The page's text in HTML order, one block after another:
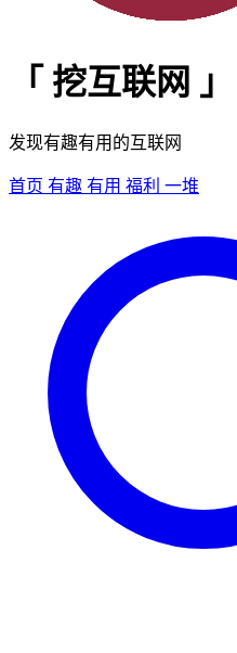
「 挖互联网 」
发现有趣有用的互联网
首页 有趣 有用 福利 一堆